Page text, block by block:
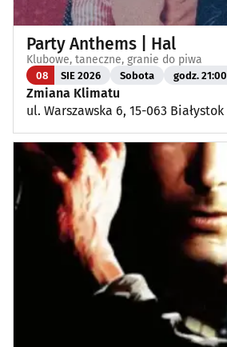
Party Anthems | Hal
Klubowe, taneczne, granie do piwa
08 SIE 2026 Sobota godz. 21:00
Zmiana Klimatu
ul. Warszawska 6, 15-063 Białystok